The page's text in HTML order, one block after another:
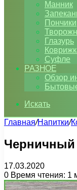
Манник
Пончики
Глазурь
Суфле
РАЗНОЕ
Обзор
Искать
Главная/Напитки/
Черничный
17.03.2020
0 Время чтения: 1